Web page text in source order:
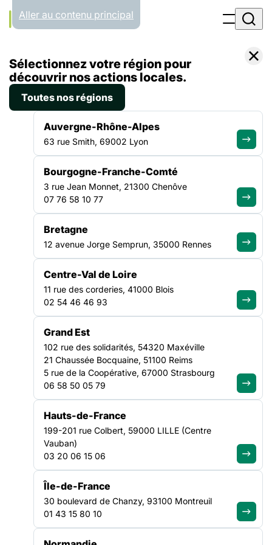
Panneau de gestion des cookies
Aller au contenu principal
Accueil Liste des actualités La FAS, partenaire pionnier de l’étude « La Société des Liens » menée par la Fabrique Spinoza
ACTUALITÉ|16 JANVIER 2025
La FAS, partenaire pionnier
de l’étude « La Société des
Liens » menée par la
Fabrique Spinoza
Alors que les crises sociales, économiques et politiques
s’enchaînent dans un contexte marqué par des tensions
croissantes et des instabilités, la question des liens sociaux
s’impose comme un enjeu central pour notre démocratie. La
stigmatisation des personnes vulnérables, la recherche de
boucs émissaires ciblant des individus sur la base de leur
religion, de leur couleur
NATIONAL
Sélectionnez votre région pour
découvrir nos actions locales.
Toutes nos régions
Auvergne-Rhône-Alpes
63 rue Smith, 69002 Lyon
Bourgogne-Franche-Comté
3 rue Jean Monnet, 21300 Chenôve
07 76 58 10 77
Bretagne
12 avenue Jorge Semprun, 35000 Rennes
Centre-Val de Loire
11 rue des corderies, 41000 Blois
02 54 46 46 93
Grand Est
102 rue des solidarités, 54320 Maxéville
21 Chaussée Bocquaine, 51100 Reims
5 rue de la Coopérative, 67000 Strasbourg
06 58 50 05 79
Hauts-de-France
199-201 rue Colbert, 59000 LILLE (Centre
Vauban)
03 20 06 15 06
Île-de-France
30 boulevard de Chanzy, 93100 Montreuil
01 43 15 80 10